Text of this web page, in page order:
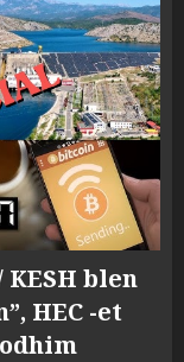
KESH blen
HEC -et